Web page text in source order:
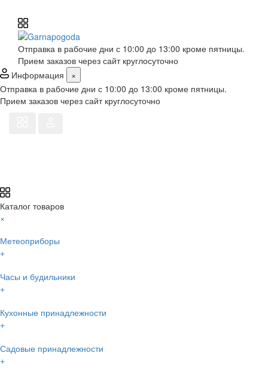
Отправка в рабочие дни с 10:00 до 13:00 кроме пятницы.
Прием заказов через сайт круглосуточно
Информация
×
Отправка в рабочие дни с 10:00 до 13:00 кроме пятницы.
Прием заказов через сайт круглосуточно
Каталог товаров
×
Метеоприборы
+
Часы и будильники
+
Кухонные принадлежности
+
Садовые принадлежности
+